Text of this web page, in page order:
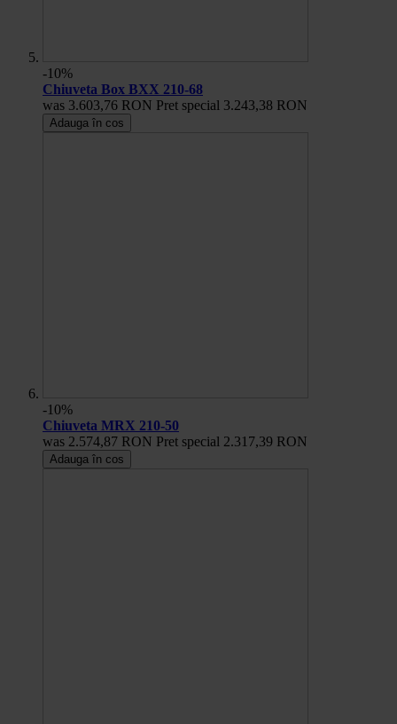
-10%
Chiuveta Box BXX 210-68
was 3.603,76 RON Pret special 3.243,38 RON
Adauga în cos
-10%
Chiuveta MRX 210-50
was 2.574,87 RON Pret special 2.317,39 RON
Adauga în cos